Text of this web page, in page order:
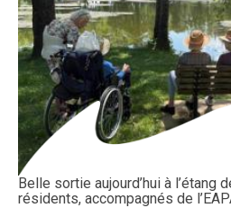
Belle sortie aujourd’hui à l’étang
résidents, accompagnés de